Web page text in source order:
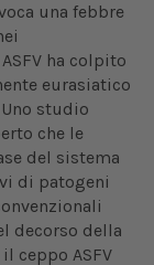
una febbre
ha colpito
eurasiatico
studio
che le
del sistema
di patogeni
decorso della
ceppo ASFV